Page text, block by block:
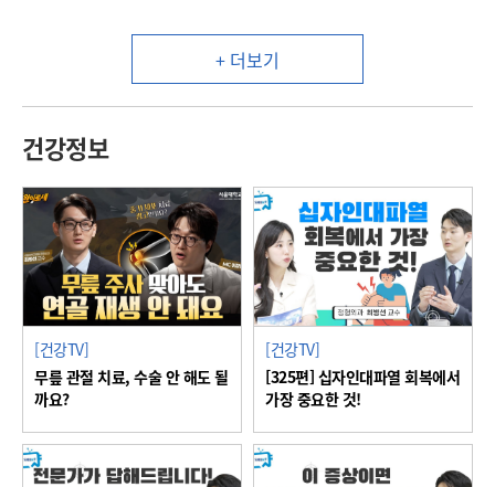
+ 더보기
건강정보
[건강TV]
무릎 관절 치료, 수술 안 해도 될
까요?
[건강TV]
[325편] 십자인대파열 회복에서
가장 중요한 것!